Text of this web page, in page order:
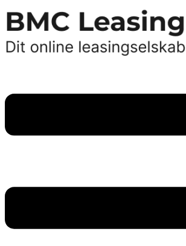
til
indhold